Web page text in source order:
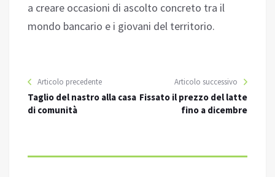
a creare occasioni di ascolto concreto tra il
mondo bancario e i giovani del territorio.
Articolo precedente
Taglio del nastro alla casa
di comunità
Articolo successivo
Fissato il prezzo del latte
fino a dicembre